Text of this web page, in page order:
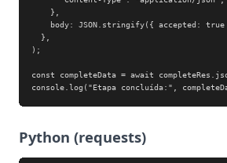
    },
body: JSON.stringify({ accepted: true
  },
);
const completeData = await
console.log("Etapa concluída:",
Python (requests)